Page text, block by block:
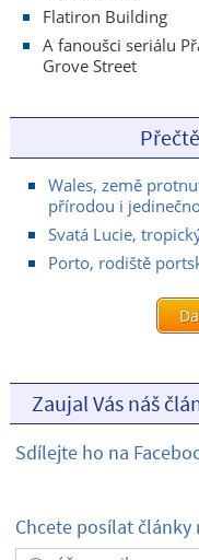
Flatiron Building
A fanoušci seriálu
Grove Street
Wales, země
přírodou i
Svatá Lucie,
Porto, rodiště
Zaujal Vás náš
Sdílejte ho na
Chcete posílat články